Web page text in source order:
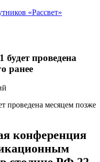
«Рассвет»
будет проведена
ранее
конференция